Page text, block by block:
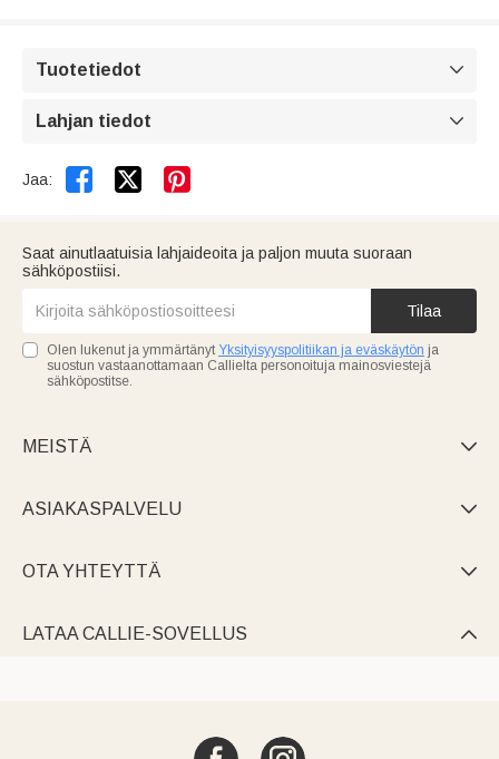
Tuotetiedot 
Lahjan tiedot 
Jaa:  
Saat ainutlaatuisia lahjaideoita ja paljon muuta suoraan
sähköpostiisi.
Tilaa
Olen lukenut ja ymmärtänyt Yksityisyyspolitiikan ja eväskäytön ja
suostun vastaanottamaan Callielta personoituja mainosviestejä
sähköpostitse.
MEISTÄ 
ASIAKASPALVELU 
OTA YHTEYTTÄ 
LATAA CALLIE-SOVELLUS 